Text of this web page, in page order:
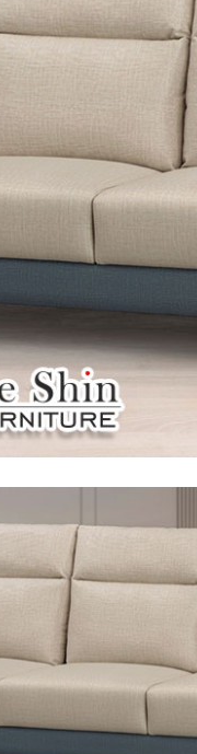
運費
元
費
運費
費
數：5~14天
貨日當天以電話聯絡確
部門固定公休無送貨｜
定每周(三)、(日)兩天
、屏東、宜蘭、 花蓮
省您的寶貴時間。
百貨公司內部。
成出貨15個工作天另
司客服人員，我們將為
裝，床墊、床包、枕
之完整性)，若未依照
腦螢幕的設定色差或解
回運費及人資成本，請
量，難免會有些許誤差
通知客服人員(Line@
致使之汙損破壞，恕無
送貨，敬請見諒！
商品使用年限，因客
運費用，需由消費者
非商品品質瑕疵問題
商品一年保固之服務。